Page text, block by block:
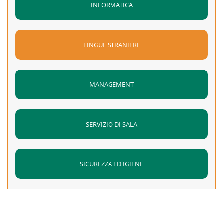
INFORMATICA
LINGUE STRANIERE
MANAGEMENT
SERVIZIO DI SALA
SICUREZZA ED IGIENE